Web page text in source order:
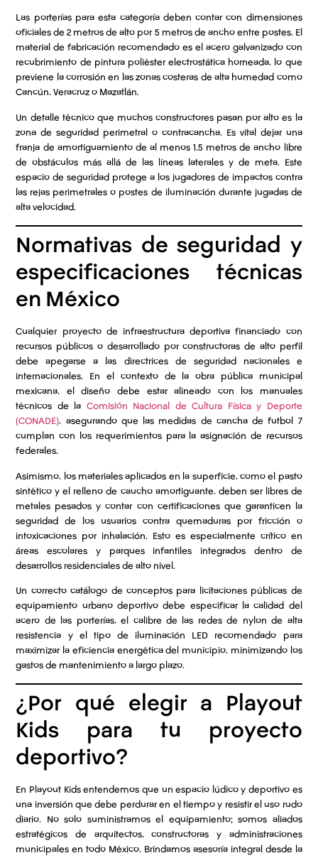
Las porterías para esta categoría deben contar con dimensiones
oficiales de 2 metros de alto por 5 metros de ancho entre postes. El
material de fabricación recomendado es el acero galvanizado con
recubrimiento de pintura poliéster electrostática horneada, lo que
previene la corrosión en las zonas costeras de alta humedad como
Cancún, Veracruz o Mazatlán.
Un detalle técnico que muchos constructores pasan por alto es la
zona de seguridad perimetral o contracancha. Es vital dejar una
franja de amortiguamiento de al menos 1.5 metros de ancho libre
de obstáculos más allá de las líneas laterales y de meta. Este
espacio de seguridad protege a los jugadores de impactos contra
las rejas perimetrales o postes de iluminación durante jugadas de
alta velocidad.
Normativas de seguridad y
especificaciones técnicas
en México
Cualquier proyecto de infraestructura deportiva financiado con
recursos públicos o desarrollado por constructoras de alto perfil
debe apegarse a las directrices de seguridad nacionales e
internacionales. En el contexto de la obra pública municipal
mexicana, el diseño debe estar alineado con los manuales
técnicos de la Comisión Nacional de Cultura Física y Deporte
(CONADE), asegurando que las medidas de cancha de futbol 7
cumplan con los requerimientos para la asignación de recursos
federales.
Asimismo, los materiales aplicados en la superficie, como el pasto
sintético y el relleno de caucho amortiguante, deben ser libres de
metales pesados y contar con certificaciones que garanticen la
seguridad de los usuarios contra quemaduras por fricción o
intoxicaciones por inhalación. Esto es especialmente crítico en
áreas escolares y parques infantiles integrados dentro de
desarrollos residenciales de alto nivel.
Un correcto catálogo de conceptos para licitaciones públicas de
equipamiento urbano deportivo debe especificar la calidad del
acero de las porterías, el calibre de las redes de nylon de alta
resistencia y el tipo de iluminación LED recomendado para
maximizar la eficiencia energética del municipio, minimizando los
gastos de mantenimiento a largo plazo.
¿Por qué elegir a Playout
Kids para tu proyecto
deportivo?
En Playout Kids entendemos que un espacio lúdico y deportivo es
una inversión que debe perdurar en el tiempo y resistir el uso rudo
diario. No solo suministramos el equipamiento; somos aliados
estratégicos de arquitectos, constructoras y administraciones
municipales en todo México. Brindamos asesoría integral desde la